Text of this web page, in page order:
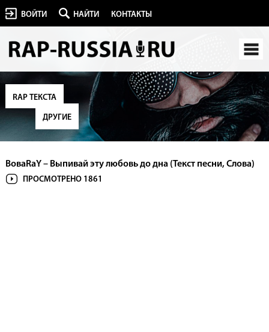
ВОЙТИ НАЙТИ КОНТАКТЫ
RAP ТЕКСТА
ДРУГИЕ
ВоваRaY – Выпивай эту любовь до дна (Текст песни, Слова)
ПРОСМОТРЕНО 1861